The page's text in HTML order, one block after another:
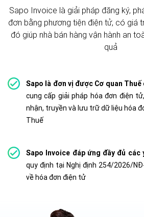
Sapo Invoice là giải pháp đăng ký,
đơn bằng phương tiện điện tử, có giá
đó giúp nhà bán hàng vận hành an
quả
Sapo là đơn vị được Cơ quan Thuế
cung cấp giải pháp hóa đơn điện
nhận, truyền và lưu trữ dữ liệu hóa
Thuế
Sapo Invoice đáp ứng đầy đủ các
quy định tại Nghị định 254/2026/
về hóa đơn điện tử